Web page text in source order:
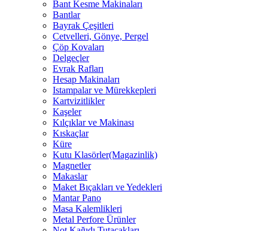
Bant Kesme Makinaları
Bantlar
Bayrak Çeşitleri
Cetvelleri, Gönye, Pergel
Çöp Kovaları
Delgeçler
Evrak Rafları
Hesap Makinaları
Istampalar ve Mürekkepleri
Kartvizitlikler
Kaşeler
Kılçıklar ve Makinası
Kıskaçlar
Küre
Kutu Klasörler(Magazinlik)
Magnetler
Makaslar
Maket Bıçakları ve Yedekleri
Mantar Pano
Masa Kalemlikleri
Metal Perfore Ürünler